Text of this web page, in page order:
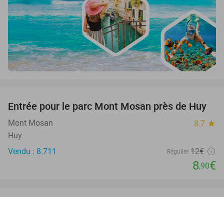
26%
Entrée pour le parc Mont Mosan près de Huy
Mont Mosan 8.7 star
Huy
Vendu : 8.711
Régulier 12€
8,90€